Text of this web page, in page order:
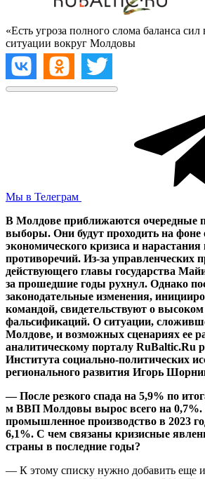
«Есть угроза полного слома баланса сил
ситуации вокруг Молдовы
Мы в Телеграм
В Молдове приближаются очередные
выборы. Они будут проходить на фоне
экономического кризиса и нарастания
противоречий. Из-за управленческих
действующего главы государства
за прошедшие годы рухнул. Однако
законодательные изменения,
командой, свидетельствуют о
фальсификаций. О ситуации,
Молдове, и возможных сценариях ее
аналитическому порталу RuBaltic.Ru
Института социально-политических
регионального развития Игорь
— После резкого спада на 5,9% по
м ВВП Молдовы вырос всего на 0,7%.
промышленное производство в 2023
6,1%. С чем связаны кризисные
страны в последние годы?
— К этому списку нужно добавить еще